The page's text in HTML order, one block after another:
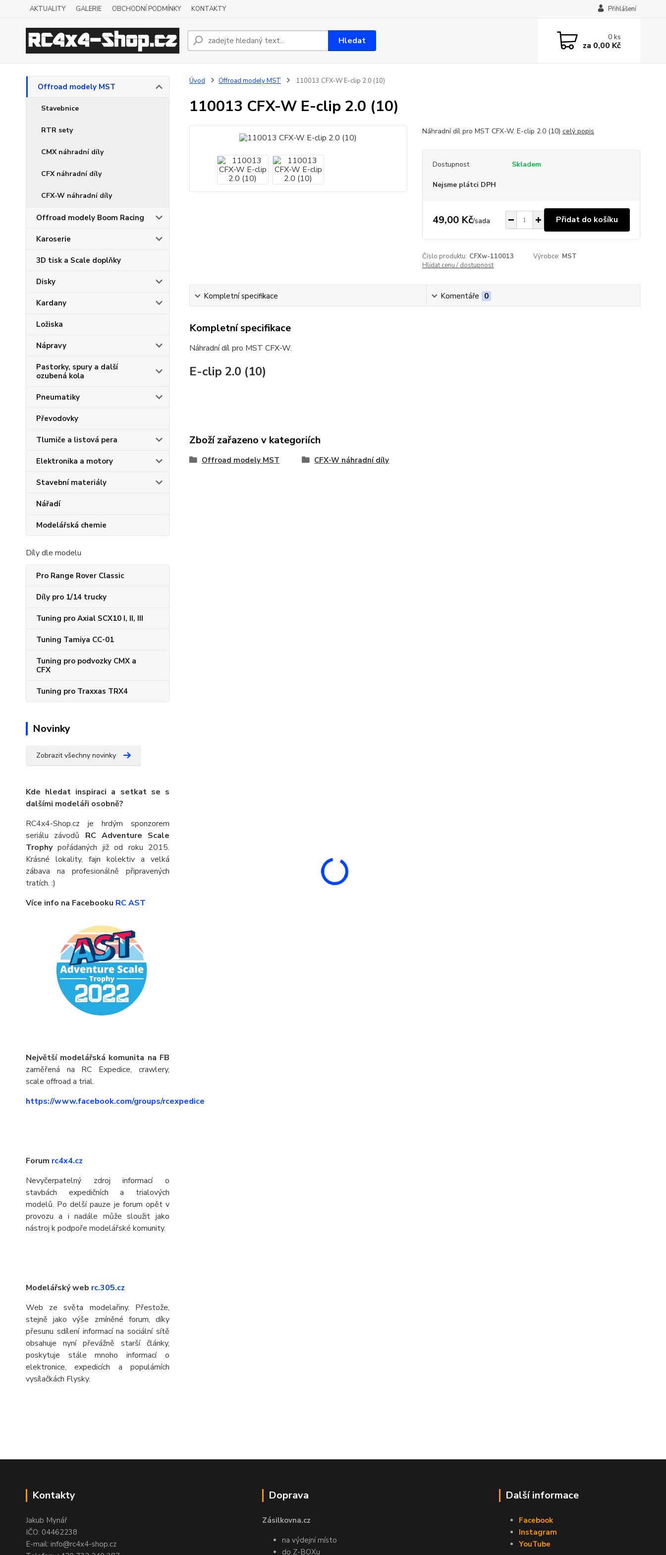
AKTUALITY GALERIE OBCHODNÍ PODMÍNKY KONTAKTY Přihlášení
Hledat 0ks
za 0,00 Kč
Offroad modely MST
Stavebnice
RTR sety
CMX náhradní díly
CFX náhradní díly
CFX-W náhradní díly
Offroad modely Boom Racing
Karoserie
3D tisk a Scale doplňky
Disky
Kardany
Ložiska
Nápravy
Pastorky, spury a další
ozubená kola
Pneumatiky
Převodovky
Tlumiče a listová pera
Elektronika a motory
Stavební materiály
Nářadí
Modelářská chemie
Díly dle modelu
Pro Range Rover Classic
Díly pro 1/14 trucky
Tuning pro Axial SCX10 I, II, III
Tuning Tamiya CC-01
Tuning pro podvozky CMX a
CFX
Tuning pro Traxxas TRX4
Novinky
Zobrazit všechny novinky
Kde hledat inspiraci a setkat se s
dalšími modeláři osobně?
RC4x4-Shop.cz je hrdým sponzorem
seriálu závodů RC Adventure Scale
Trophypořádaných již od roku 2015.
Krásné lokality, fajn kolektiv a velká
zábava na profesionálně připravených
tratích. :)
Více info na Facebooku RC AST
Největší modelářská komunita na FB
zaměřená na RC Expedice, crawlery,
scale offroad a trial.
https://www.facebook.com/groups/rcexpedice
Forum rc4x4.cz
Nevyčerpatelný zdroj informací o
stavbách expedičních a trialových
modelů. Po delší pauze je forum opět v
provozu a i nadále může sloužit jako
nástroj k podpoře modelářské komunity.
Modelářský web rc.305.cz
Web ze světa modelařiny. Přestože,
stejně jako výše zmíněné forum, díky
přesunu sdílení informací na sociální sítě
obsahuje nyní převážně starší články,
poskytuje stále mnoho informací o
elektronice, expedicích a populárních
vysílačkách Flysky.
Úvod Offroad modely MST 110013 CFX-W E-clip 2.0 (10)
110013 CFX-W E-clip 2.0 (10)
Náhradní díl pro MST CFX-W. E-clip 2.0 (10) celý popis
Dostupnost Skladem
Nejsme plátci DPH
49,00 Kč/sada Přidat do košíku
Číslo produktu: CFXw-110013 Výrobce: MST
Hlídat cenu / dostupnost
Kompletní specifikace Komentáře 0
Kompletní specifikace
Náhradní díl pro MST CFX-W.
E-clip 2.0 (10)
Zboží zařazeno v kategoriích
Offroad modely MST CFX-W náhradní díly
Kontakty
Jakub Mynář
IČO: 04462238
E-mail: info@rc4x4-shop.cz
Doprava
Zásilkovna.cz
na výdejní místo
do Z-BOXu
Další informace
Facebook
Instagram
YouTube